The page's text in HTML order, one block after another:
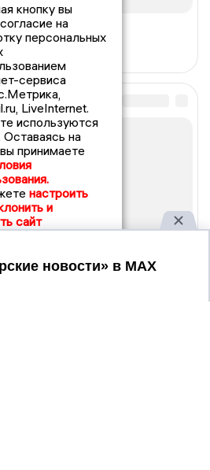
кнопку вы
на
персональных
сервиса
LiveInternet.
используются
на
принимаете
настроить
и
сайт